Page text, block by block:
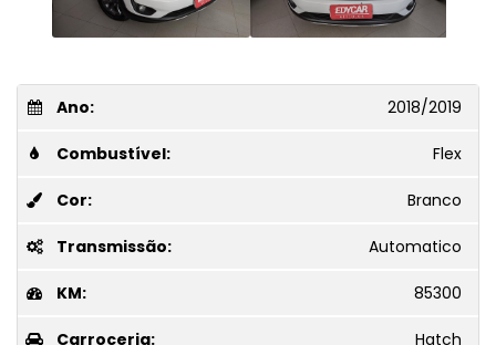
Ano: 2018/2019
Combustível: Flex
Cor: Branco
Transmissão: Automatico
KM: 85300
Carroceria: Hatch